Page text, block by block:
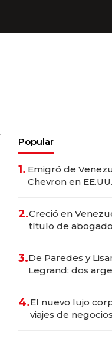
Popular
1. Emigró de
Chevron en
2.Creció en
título de
3.De Paredes y
Legrand: dos
4.El nuevo lujo
viajes de